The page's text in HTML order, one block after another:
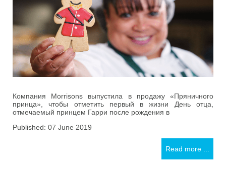
Компания Morrisons выпустила в продажу «Пряничного
принца», чтобы отметить первый в жизни День отца,
отмечаемый принцем Гарри после рождения в
Published: 07 June 2019
Read more ...